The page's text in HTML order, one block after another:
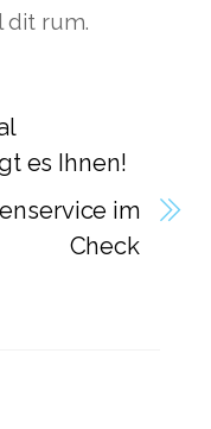
dit rum.
es Ihnen!
im
Check